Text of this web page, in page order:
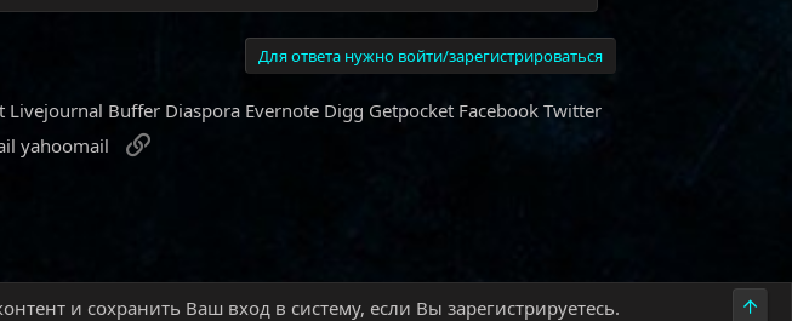
Для ответа нужно войти/зарегистрироваться
Livejournal Buffer Diaspora Evernote Digg Getpocket Facebook Twitter
yahoomail
и сохранить Ваш вход в систему, если Вы зарегистрируетесь. Верх